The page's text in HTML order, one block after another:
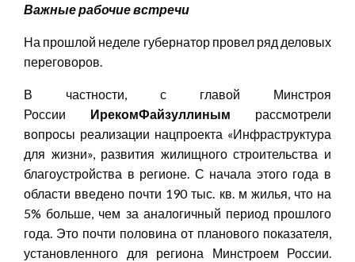
Важные рабочие встречи
На прошлой неделе губернатор провел ряд деловых
переговоров.
В частности, с главой Минстроя
России ИрекомФайзуллиным рассмотрели
вопросы реализации нацпроекта «Инфраструктура
для жизни», развития жилищного строительства и
благоустройства в регионе. С начала этого года в
области введено почти 190 тыс. кв. м жилья, что на
5% больше, чем за аналогичный период прошлого
года. Это почти половина от планового показателя,
установленного для региона Минстроем России.